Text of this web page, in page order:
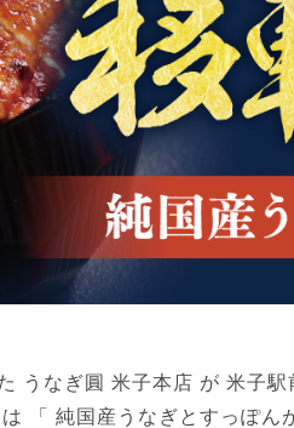
うなぎ圓 米子本店 が 米子
「 純国産うなぎとすっぽ